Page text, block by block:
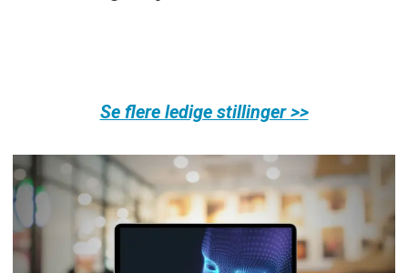
Se flere ledige stillinger >>